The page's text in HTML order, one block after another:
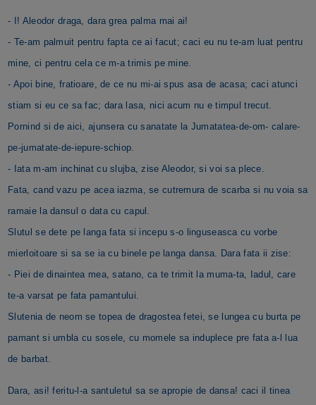
- I! Aleodor draga, dara grea palma mai ai!
- Te-am palmuit pentru fapta ce ai facut; caci eu nu te-am luat pentru
mine, ci pentru cela ce m-a trimis pe mine.
- Apoi bine, fratioare, de ce nu mi-ai spus asa de acasa; caci atunci
stiam si eu ce sa fac; dara lasa, nici acum nu e timpul trecut.
Pornind si de aici, ajunsera cu sanatate la Jumatatea-de-om- calare-
pe-jumatate-de-iepure-schiop.
- Iata m-am inchinat cu slujba, zise Aleodor, si voi sa plece.
Fata, cand vazu pe acea iazma, se cutremura de scarba si nu voia sa
ramaie la dansul o data cu capul.
Slutul se dete pe langa fata si incepu s-o linguseasca cu vorbe
mierloitoare si sa se ia cu binele pe langa dansa. Dara fata ii zise:
- Piei de dinaintea mea, satano, ca te trimit la muma-ta, Iadul, care
te-a varsat pe fata pamantului.
Slutenia de neom se topea de dragostea fetei, se lungea cu burta pe
pamant si umbla cu sosele, cu momele sa induplece pre fata a-l lua
de barbat.
Dara, asi! feritu-l-a santuletul sa se apropie de dansa! caci il tinea